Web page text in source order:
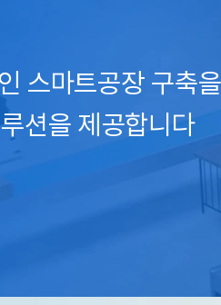
스마트공장 구축
션을 제공합니다